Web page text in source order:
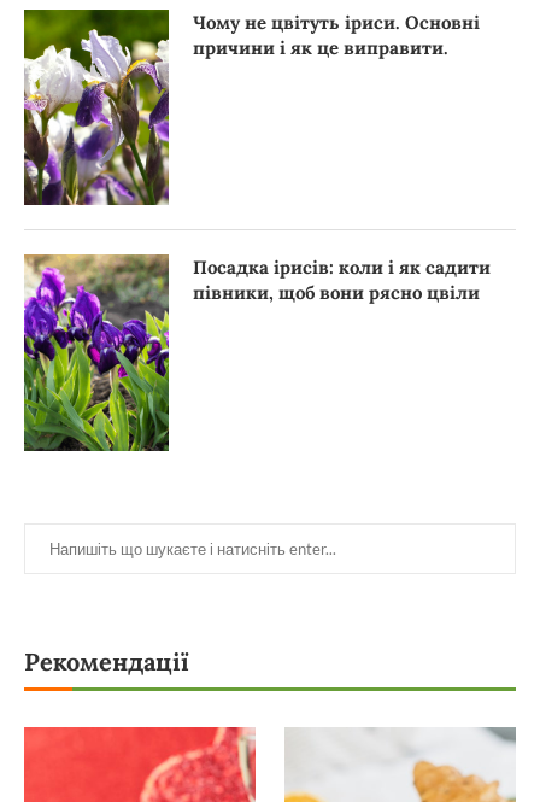
Рекомендації
Чому не цвітуть іриси. Основні
причини і як це виправити.
Посадка ірисів: коли і як садити
півники, щоб вони рясно цвіли